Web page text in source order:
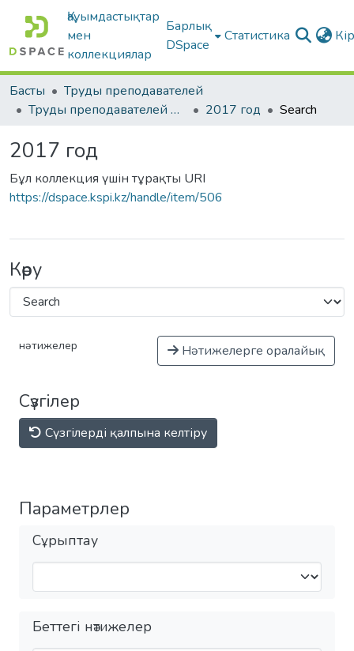
Қауымдастықтар
мен
коллекциялар
Барлық
DSpace
Статистика
Басты
Труды преподавателей
Труды преподавателей на казахском языке
2017 год Search
2017 год
Бұл коллекция үшін тұрақты URI
https://dspace.kspi.kz/handle/item/506
Көру
нәтижелер Нәтижелерге оралайық
Сүзгілер
Сүзгілерді қалпына келтіру
Параметрлер
Сұрыптау
Беттегі нәтижелер